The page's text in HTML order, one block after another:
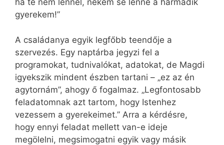
ha te nem lennél, nekem se lenne a harmadik
gyerekem!”
A családanya egyik legfőbb teendője a
szervezés. Egy naptárba jegyzi fel a
programokat, tudnivalókat, adatokat, de Magdi
igyekszik mindent észben tartani – „ez az én
agytornám”, ahogy ő fogalmaz. „Legfontosabb
feladatomnak azt tartom, hogy Istenhez
vezessem a gyerekeimet.” Arra a kérdésre,
hogy ennyi feladat mellett van-e ideje
megölelni, megsimogatni egyik vagy másik